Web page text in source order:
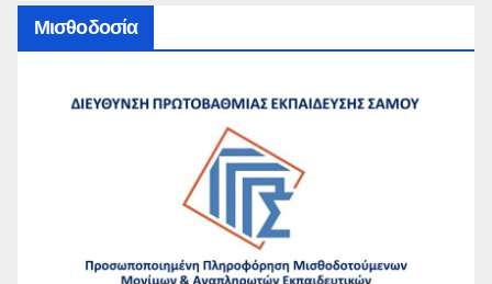
Μισθοδοσία